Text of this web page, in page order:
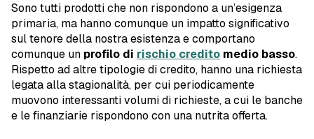
Sono tutti prodotti che non rispondono a un’esigenza
primaria, ma hanno comunque un impatto significativo
sul tenore della nostra esistenza e comportano
comunque un profilo di rischio credito medio basso.
Rispetto ad altre tipologie di credito, hanno una richiesta
legata alla stagionalità, per cui periodicamente
muovono interessanti volumi di richieste, a cui le banche
e le finanziarie rispondono con una nutrita offerta.